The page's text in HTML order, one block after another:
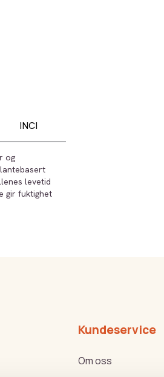
INCI
og
levetid
gir fuktighet
Kundeservice
Om oss